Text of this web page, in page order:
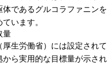
であるグルコラファニンを
います。
量
生労働省）には設定されて
ら実用的な目標量が示され